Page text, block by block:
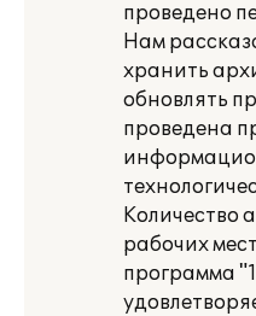
проведено
Нам
хранить
обновлять
проведена
Количество
рабочих
программа